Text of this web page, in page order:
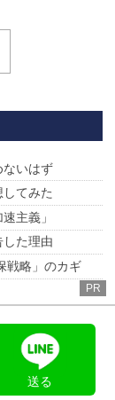
ないはず
てみた
主義」
た理由
戦略」のカギ
PR
送る